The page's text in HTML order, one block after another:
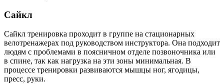
Сайкл
Сайкл тренировка проходит в группе на стационарных
велотренажерах под руководством инструктора. Она подходит
людям с проблемами в поясничном отделе позвоночника или
в спине, так как нагрузка на эти зоны минимальная. В
процессе тренировки развиваются мышцы ног, ягодицы,
пресс, руки.